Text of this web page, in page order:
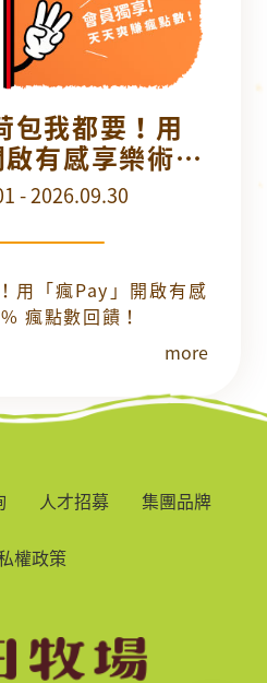
包我都要！用
啟有感享樂術，
瘋點數回饋！
- 2026.09.30
用「瘋Pay」開啟有感
瘋點數回饋！
more
人才招募 集團品牌
權政策